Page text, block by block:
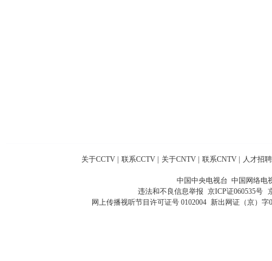
关于CCTV | 联系CCTV | 关于CNTV | 联系CNTV | 人才招聘
中国中央电视台 中国网络电
违法和不良信息举报 京ICP证060535号
网上传播视听节目许可证号 0102004 新出网证（京）